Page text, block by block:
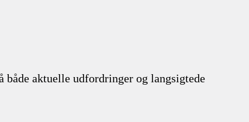
både aktuelle udfordringer og langsigtede